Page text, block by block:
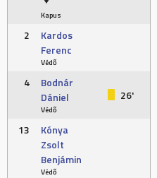
Kapus
2
Kardos
Ferenc
Védő
4
Bodnár
Dániel
Védő
26'
13
Kónya
Zsolt
Benjámin
Védő